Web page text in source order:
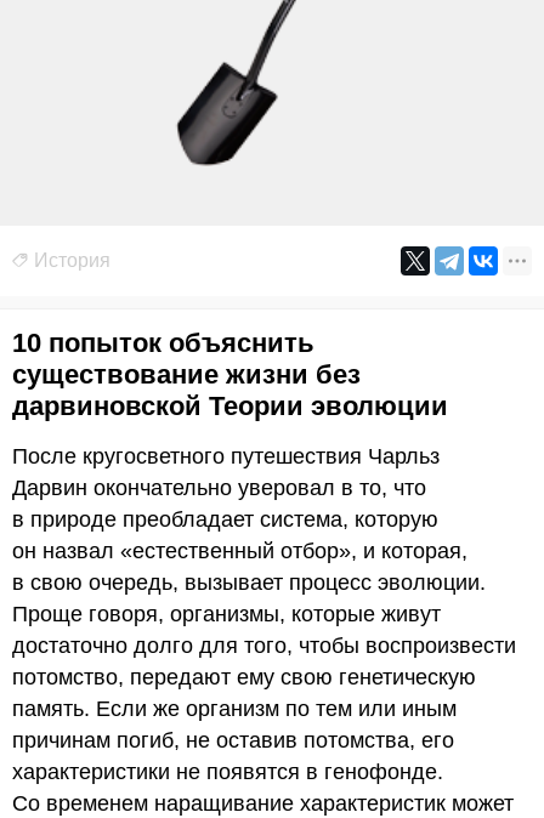
История
10 попыток объяснить
существование жизни без
дарвиновской Теории эволюции
После кругосветного путешествия Чарльз
Дарвин окончательно уверовал в то, что
в природе преобладает система, которую
он назвал «естественный отбор», и которая,
в свою очередь, вызывает процесс эволюции.
Проще говоря, организмы, которые живут
достаточно долго для того, чтобы воспроизвести
потомство, передают ему свою генетическую
память. Если же организм по тем или иным
причинам погиб, не оставив потомства, его
характеристики не появятся в генофонде.
Со временем наращивание характеристик может